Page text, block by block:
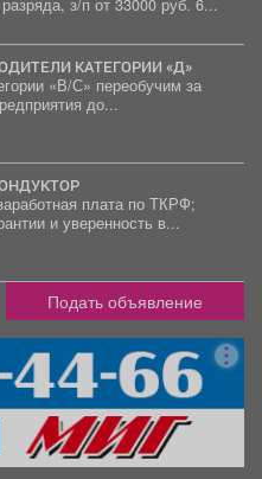
5 разряда, з/п от 33000 руб. 6...
КАТЕГОРИИ «Д»
«В/С» переобучим за
до...
плата по ТКРФ;
и уверенность в...
Подать объявление